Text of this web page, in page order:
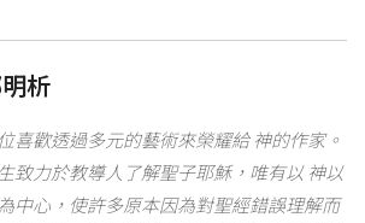
析
喜歡透過多元的藝術來榮耀給 神的作家。
致力於教導人了解聖子耶穌，唯有以 神以
中心，使許多原本因為對聖經錯誤理解而